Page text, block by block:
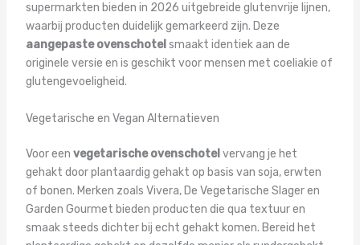
supermarkten bieden in 2026 uitgebreide glutenvrije lijnen,
waarbij producten duidelijk gemarkeerd zijn. Deze
aangepaste ovenschotel smaakt identiek aan de
originele versie en is geschikt voor mensen met coeliakie of
glutengevoeligheid.
Vegetarische en Vegan Alternatieven
Voor een vegetarische ovenschotel vervang je het
gehakt door plantaardig gehakt op basis van soja, erwten
of bonen. Merken zoals Vivera, De Vegetarische Slager en
Garden Gourmet bieden producten die qua textuur en
smaak steeds dichter bij echt gehakt komen. Bereid het